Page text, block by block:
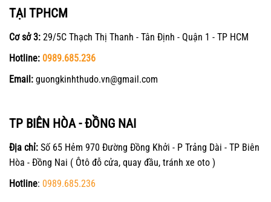
TẠI TPHCM
Cơ sở 3: 29/5C Thạch Thị Thanh - Tân Định - Quận 1 - TP HCM
Hotline: 0989.685.236
Email: guongkinhthudo.vn@gmail.com
TP BIÊN HÒA - ĐỒNG NAI
Địa chỉ: Số 65 Hẻm 970 Đường Đồng Khởi - P Trảng Dài - TP Biên
Hòa - Đồng Nai ( Ôtô đỗ cửa, quay đầu, tránh xe oto )
Hotline: 0989.685.236